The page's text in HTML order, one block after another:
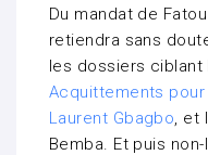
Du mandat de
retiendra sans
les dossiers ciblant
Acquittements pour
Laurent Gbagbo, et
Bemba. Et puis